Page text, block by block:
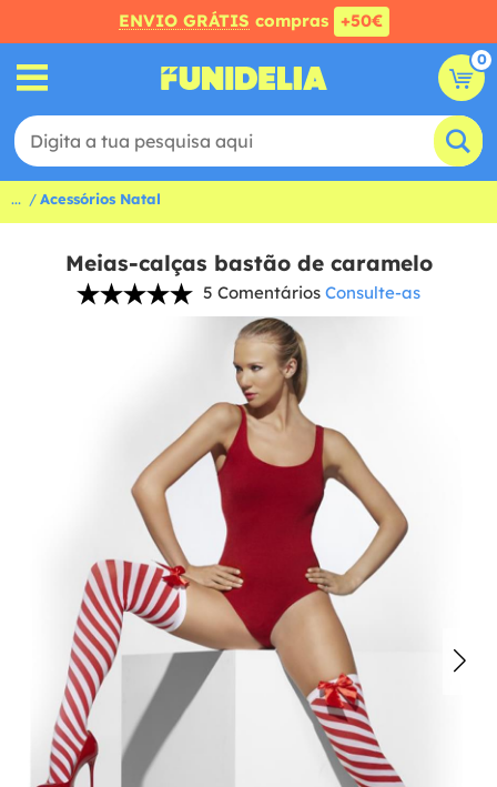
ENVIO GRÁTIS compras +50€
0
... Acessórios Natal
Meias-calças bastão de caramelo
5 Comentários Consulte-as